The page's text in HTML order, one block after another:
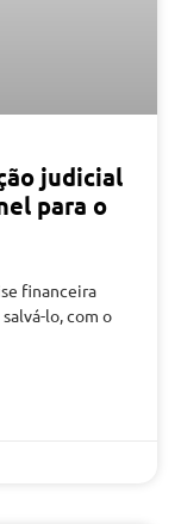
judicial
para o
financeira
lo, com o